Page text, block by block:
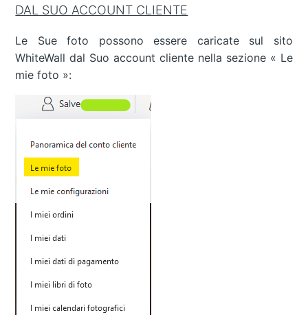
DAL SUO ACCOUNT CLIENTE
Le Sue foto possono essere caricate sul sito
WhiteWall dal Suo account cliente nella sezione « Le
mie foto »: